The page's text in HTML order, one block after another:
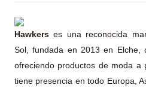
Hawkerses una reconocida
Sol, fundada en 2013 en Elche,
ofreciendo productos de moda a
tiene presencia en todo Europa,